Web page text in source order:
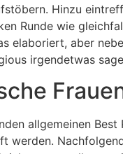
Hinzu
Runde wie
elaboriert, aber
irgendetwas
allgemeinen
werden.